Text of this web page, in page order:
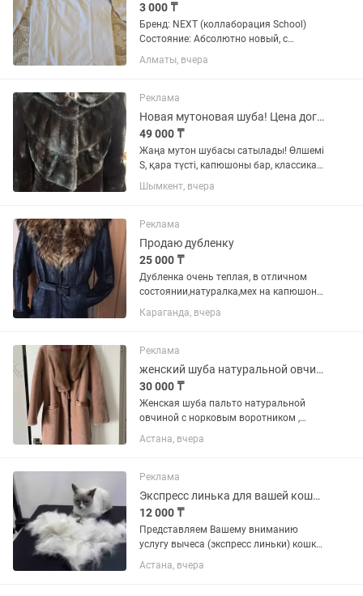
3 000 ₸
Бренд: NEXT (коллаборация School)
Состояние: Абсолютно новый, с
оригинальными бирками Цвет: Белый
Размер: 16 лет (на рост 176 см, обхват
натуральный...
Алматы, вчера
Реклама
Новая мутоновая шуба! Цена договорная.
49 000 ₸
Жаңа мутон шубасы сатылады! Өлшемі
S, қара түсті, капюшоны бар, классика.
Капюшоны мен жағасы норкадан
жасалған. Продаю новую мутоновую
капюшоном, модель классика....
Шымкент, вчера
Реклама
Продаю дубленку
25 000 ₸
Дубленка очень теплая, в отличном
состоянии,натуралка,мех на капюшоне
- бобер. Воротник очень большой
,богатый. Размер 42-44. Находится на
Караганда, вчера
Реклама
женский шуба натуральной овчиной с норковым воротником
30 000 ₸
Женская шуба пальто натуральной
овчиной с норковым воротником ,
новый
Астана, вчера
Реклама
Экспресс линька для вашей кошечки
12 000 ₸
Представляем Вашему вниманию
услугу вычеса (экспресс линьки) кошки
в условиях зоосалона. Входит в услугу:
🎀 Подстригание когтей 🎀 Обработка
Астана, вчера